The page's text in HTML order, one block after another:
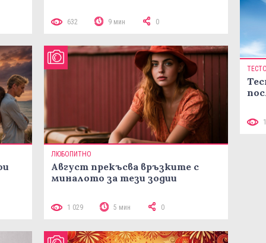
632 9 мин 0
ЛЮБОПИТНО
Август прекъсва връзките с
миналото за тези зодии
1 029 5 мин 0